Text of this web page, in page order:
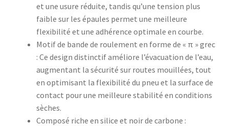
et une usure réduite, tandis qu’une tension plus
faible sur les épaules permet une meilleure
flexibilité et une adhérence optimale en courbe.
Motif de bande de roulement en forme de « π » grec
: Ce design distinctif améliore l’évacuation de l’eau,
augmentant la sécurité sur routes mouillées, tout
en optimisant la flexibilité du pneu et la surface de
contact pour une meilleure stabilité en conditions
sèches.
Composé riche en silice et noir de carbone :